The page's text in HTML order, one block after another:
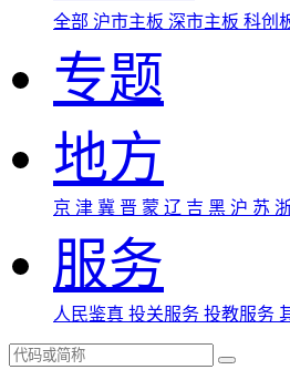
全部 沪市主板 深市主板 科创
专题
地方
京 津 冀 晋 蒙 辽 吉 黑 沪 苏
服务
人民鉴真 投关服务 投教服务